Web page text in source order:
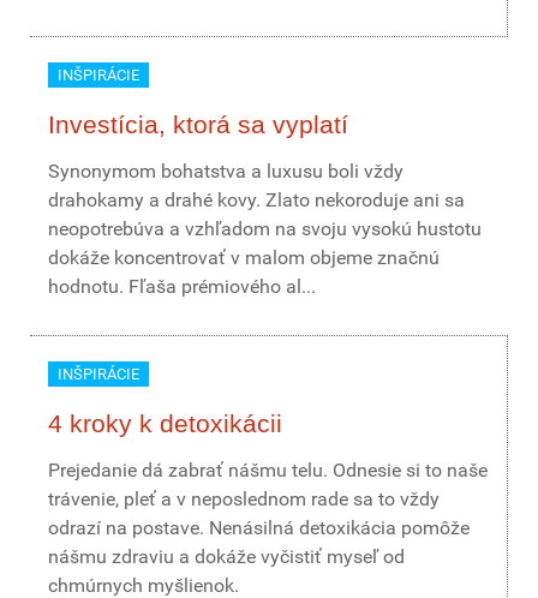
INŠPIRÁCIE
Investícia, ktorá sa vyplatí
Synonymom bohatstva a luxusu boli vždy
drahokamy a drahé kovy. Zlato nekoroduje ani sa
neopotrebúva a vzhľadom na svoju vysokú hustotu
dokáže koncentrovať v malom objeme značnú
hodnotu. Fľaša prémiového al...
INŠPIRÁCIE
4 kroky k detoxikácii
Prejedanie dá zabrať nášmu telu. Odnesie si to naše
trávenie, pleť a v neposlednom rade sa to vždy
odrazí na postave. Nenásilná detoxikácia pomôže
nášmu zdraviu a dokáže vyčistiť myseľ od
chmúrnych myšlienok.